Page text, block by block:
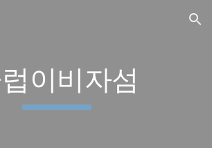
Skip to navigation
이비자섬